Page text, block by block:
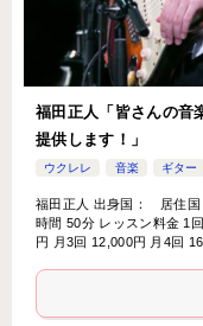
福田正人「皆さんの音
提供します！」
ウクレレ 音楽 ギター
福田正人 出身国： 居住国
時間 50分 レッスン料金 1
円 月3回 12,000円 月4回